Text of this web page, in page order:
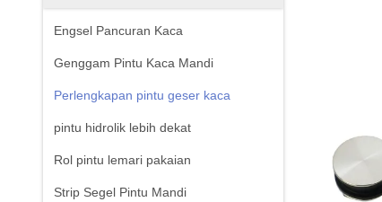
Engsel Pancuran Kaca
Genggam Pintu Kaca Mandi
Perlengkapan pintu geser kaca
pintu hidrolik lebih dekat
Rol pintu lemari pakaian
Strip Segel Pintu Mandi